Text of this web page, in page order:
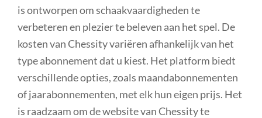
is ontworpen om schaakvaardigheden te
verbeteren en plezier te beleven aan het spel. De
kosten van Chessity variëren afhankelijk van het
type abonnement dat u kiest. Het platform biedt
verschillende opties, zoals maandabonnementen
of jaarabonnementen, met elk hun eigen prijs. Het
is raadzaam om de website van Chessity te